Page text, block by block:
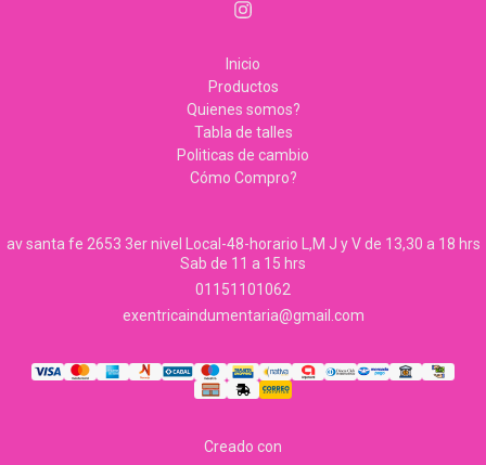
Inicio
Productos
Quienes somos?
Tabla de talles
Politicas de cambio
Cómo Compro?
av santa fe 2653 3er nivel Local-48-horario L,M J y V de 13,30 a 18 hrs
Sab de 11 a 15 hrs
01151101062
exentricaindumentaria@gmail.com
Creado con